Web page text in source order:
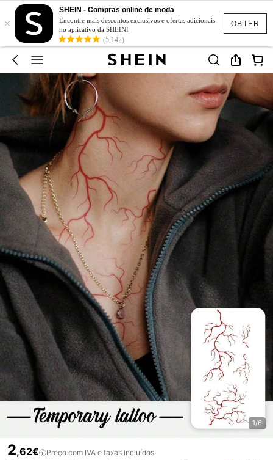
OBTER
×
SHEIN - Compras online de moda
Encontre mais descontos exclusivos e ofertas adicionais
no aplicativo da SHEIN!
(5,142)
1/6
2,62€ Preço com IVA e taxas incluídos